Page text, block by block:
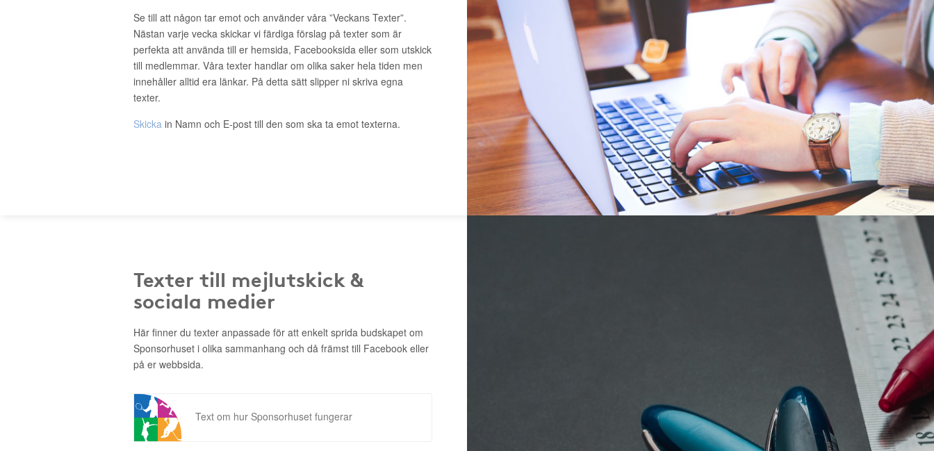
Se till att någon tar emot och använder våra ”Veckans Texter”.
Nästan varje vecka skickar vi färdiga förslag på texter som är
perfekta att använda till er hemsida, Facebooksida eller som utskick
till medlemmar. Våra texter handlar om olika saker hela tiden men
innehåller alltid era länkar. På detta sätt slipper ni skriva egna
texter.
Skicka in Namn och E-post till den som ska ta emot texterna.
Texter till mejlutskick &
sociala medier
Här finner du texter anpassade för att enkelt sprida budskapet om
Sponsorhuset i olika sammanhang och då främst till Facebook eller
på er webbsida.
Text om hur Sponsorhuset fungerar